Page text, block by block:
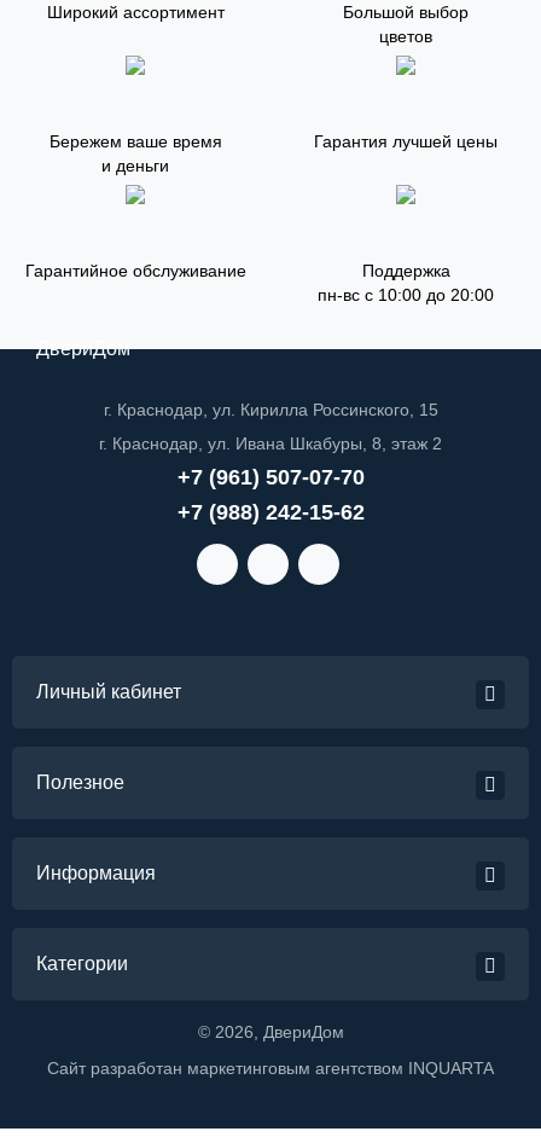
Широкий ассортимент
Большой выбор
цветов
Бережем ваше время
и деньги
Гарантия лучшей цены
Гарантийное обслуживание
Поддержка
пн-вс с 10:00 до 20:00
ДвериДом
г. Краснодар, ул. Кирилла Россинского, 15
г. Краснодар, ул. Ивана Шкабуры, 8, этаж 2
+7 (961) 507-07-70
+7 (988) 242-15-62
Личный кабинет
Полезное
Информация
Категории
© 2026 , ДвериДом
Сайт разработан маркетинговым агентством INQUARTA